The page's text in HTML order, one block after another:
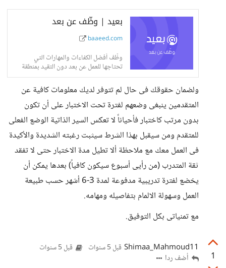
بعيد | وظّف عن بعد
baaeed.com
وظّف أفضل الكفاءات والمهارات التي
تحتاجها للعمل عن بعد دون التقيد بمنطقة
جغرافية محددة.
ولضمان حقوقك فى حال لم تتوفر لديك معلومات كافية عن
المتقدمين ينبغى وضعهم لفترة تحت الاختبار على أن تكون
بدون مرتب كاختبار فأحياناً لا تعكس السير الذاتية الوضع الفعلى
للمتقدم ومن سيقبل بهذا الشرط سيثبت رغبته الشديدة والأكيدة
فى العمل معك مع ملاحظة ألا تطيل مدة الاختبار حتى لا تفقد
ثقة المتدرب (من رأيى أسبوع سيكون كافياً) بعدها يمكن أن
يخضع لفترة تدريبية مدفوعة لمدة 3-6 أشهر حسب طبيعة
العمل وسهولة الالمام بتفاصيله ومهامه.
مع تمنياتى بكل التوفيق.
1
Shimaa_Mahmoud11 قبل 5 سنوات قبل 5 سنوات
أضف ردا